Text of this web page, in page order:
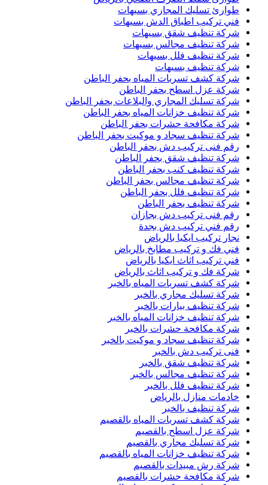
طوارئ تسليك المجاري بسيهات
فني تركيب اطباق الدش بسيهات
شركة تنظيف شقق بسيهات
شركة تنظيف مجالس بسيهات
شركة تنظيف فلل بسيهات
شركة تنظيف بسيهات
شركة كشف تسربات المياه بحفر الباطن
شركة عزل اسطح بحفر الباطن
شركة تسليك المجاري والبلاعات بحفر الباطن
شركة تنظيف خزانات المياه بحفر الباطن
شركة مكافحة حشرات بحفر الباطن
شركة تنظيف سجاد و موكيت بحفر الباطن
رقم فنى تركيب دش بحفر الباطن
شركة تنظيف شقق بحفر الباطن
شركة تنظيف كنب بحفر الباطن
شركة تنظيف مجالس بحفر الباطن
شركة تنظيف فلل بحفر الباطن
شركة تنظيف بحفر الباطن
رقم فنى تركيب دش بجازان
رقم فني تركيب دش بجدة
نجار تركيب ايكيا بالرياض
فني فك و تركيب مطابخ بالرياض
فني تركيب اثاث ايكيا بالرياض
شركة فك و تركيب اثاث بالرياض
شركة كشف تسربات المياه بالخبر
شركة تسليك مجاري بالخبر
شركة تنظيف بيارات بالخبر
شركة تنظيف خزانات المياه بالخبر
شركة مكافحة حشرات بالخبر
شركة تنظيف سجاد و موكيت بالخبر
فنى تركيب دش بالخبر
شركة تنظيف شقق بالخبر
شركة تنظيف مجالس بالخبر
شركة تنظيف فلل بالخبر
خادمات منازل بالرياض
شركة تنظيف بالخبر
شركة كشف تسربات المياه بالقصيم
شركة عزل اسطح بالقصيم
شركة تسليك مجاري بالقصيم
شركة تنظيف خزانات المياه بالقصيم
شركة رش مبيدات بالقصيم
شركة مكافحة حشرات بالقصيم